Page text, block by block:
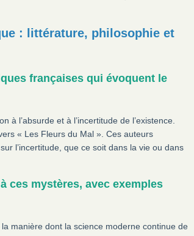
: littérature, philosophie et
françaises qui évoquent le
l’absurde et à l’incertitude de l’existence.
« Les Fleurs du Mal ». Ces auteurs
l’incertitude, que ce soit dans la vie ou dans
ces mystères, avec exemples
manière dont la science moderne continue de